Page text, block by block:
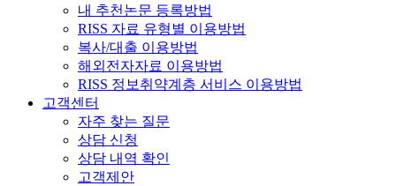
내 추천논문 등록방법
RISS 자료 유형별 이용방법
복사/대출 이용방법
해외전자자료 이용방법
RISS 정보취약계층 서비스 이용방법
고객센터
자주 찾는 질문
상담 신청
상담 내역 확인
고객제안